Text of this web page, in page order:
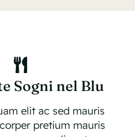
Sogni nel Blu
elit ac sed mauris
pretium mauris